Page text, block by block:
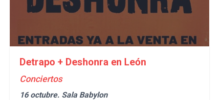
Detrapo + Deshonra en León
Conciertos
16 octubre. Sala Babylon